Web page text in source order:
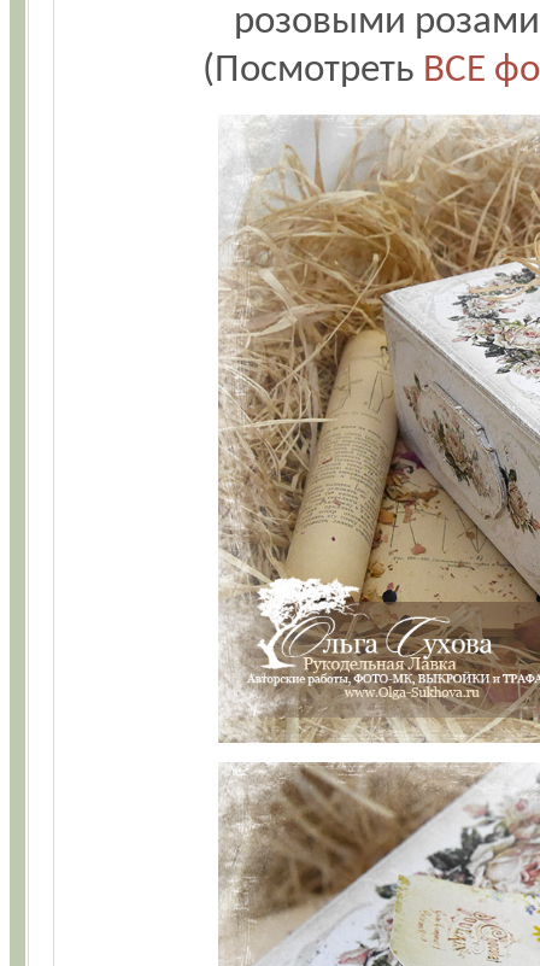
розовыми
(Посмотреть ВСЕ